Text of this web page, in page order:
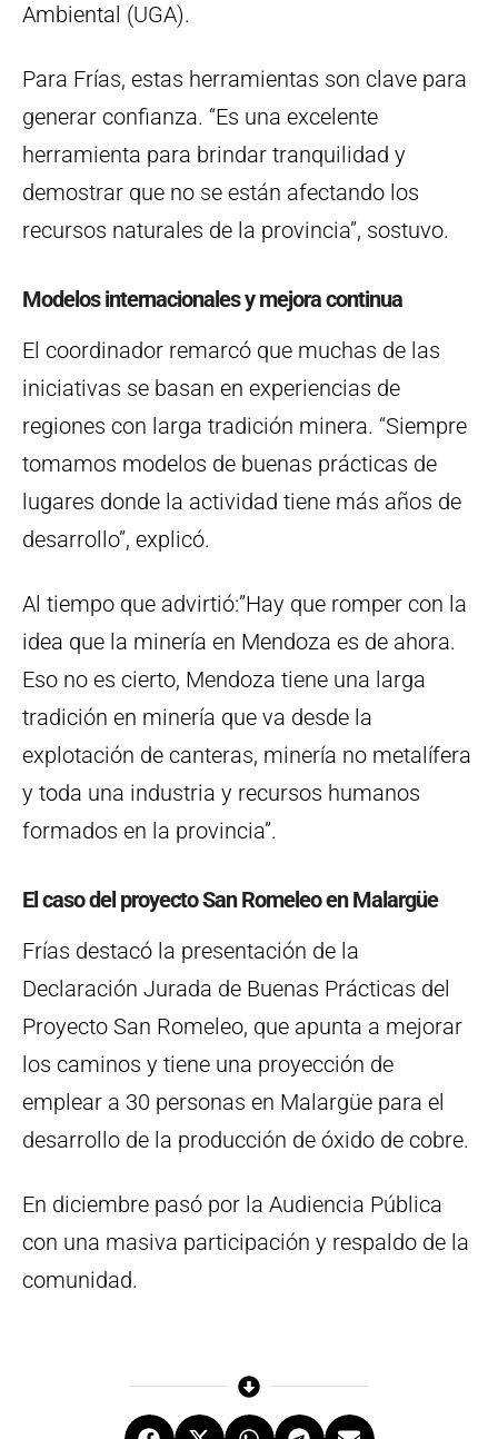
Ambiental (UGA).
Para Frías, estas herramientas son clave para
generar confianza. “Es una excelente
herramienta para brindar tranquilidad y
demostrar que no se están afectando los
recursos naturales de la provincia”, sostuvo.
Modelos internacionales y mejora continua
El coordinador remarcó que muchas de las
iniciativas se basan en experiencias de
regiones con larga tradición minera. “Siempre
tomamos modelos de buenas prácticas de
lugares donde la actividad tiene más años de
desarrollo”, explicó.
Al tiempo que advirtió:”Hay que romper con la
idea que la minería en Mendoza es de ahora.
Eso no es cierto, Mendoza tiene una larga
tradición en minería que va desde la
explotación de canteras, minería no metalífera
y toda una industria y recursos humanos
formados en la provincia”.
El caso del proyecto San Romeleo en Malargüe
Frías destacó la presentación de la
Declaración Jurada de Buenas Prácticas del
Proyecto San Romeleo, que apunta a mejorar
los caminos y tiene una proyección de
emplear a 30 personas en Malargüe para el
desarrollo de la producción de óxido de cobre.
En diciembre pasó por la Audiencia Pública
con una masiva participación y respaldo de la
comunidad.